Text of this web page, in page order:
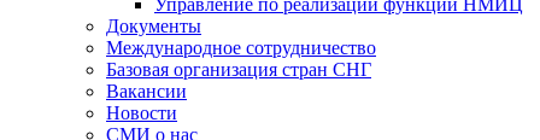
Управление по реализации функций НМИЦ
Документы
Международное сотрудничество
Базовая организация стран СНГ
Вакансии
Новости
СМИ о нас